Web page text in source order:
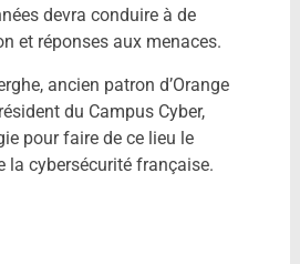
devra conduire à de
et réponses aux menaces.
ancien patron d’Orange
du Campus Cyber,
pour faire de ce lieu le
la cybersécurité française.